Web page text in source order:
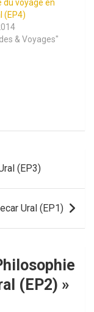
du voyage en
(EP4)
& Voyages"
(EP3)
Ural (EP1)
(EP2) »